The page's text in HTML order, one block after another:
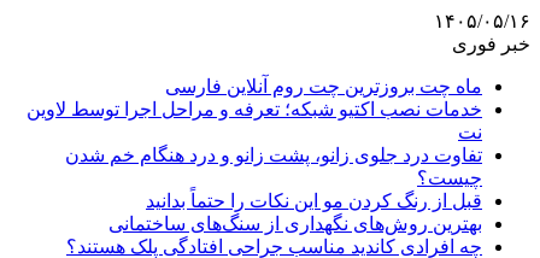
۱۴۰۵/۰۵/۱۶
خبر فوری
ماه چت بروزترین چت روم آنلاین فارسی
خدمات نصب اکتیو شبکه؛ تعرفه و مراحل اجرا توسط لاوین
نت
تفاوت درد جلوی زانو، پشت زانو و درد هنگام خم شدن
چیست؟
قبل از رنگ کردن مو این نکات را حتماً بدانید
بهترین روش‌های نگهداری از سنگ‌های ساختمانی
چه افرادی کاندید مناسب جراحی افتادگی پلک هستند؟